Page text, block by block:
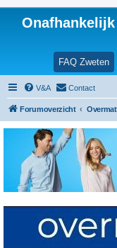
FAQ Zweten
V&A Contact
Forumoverzicht